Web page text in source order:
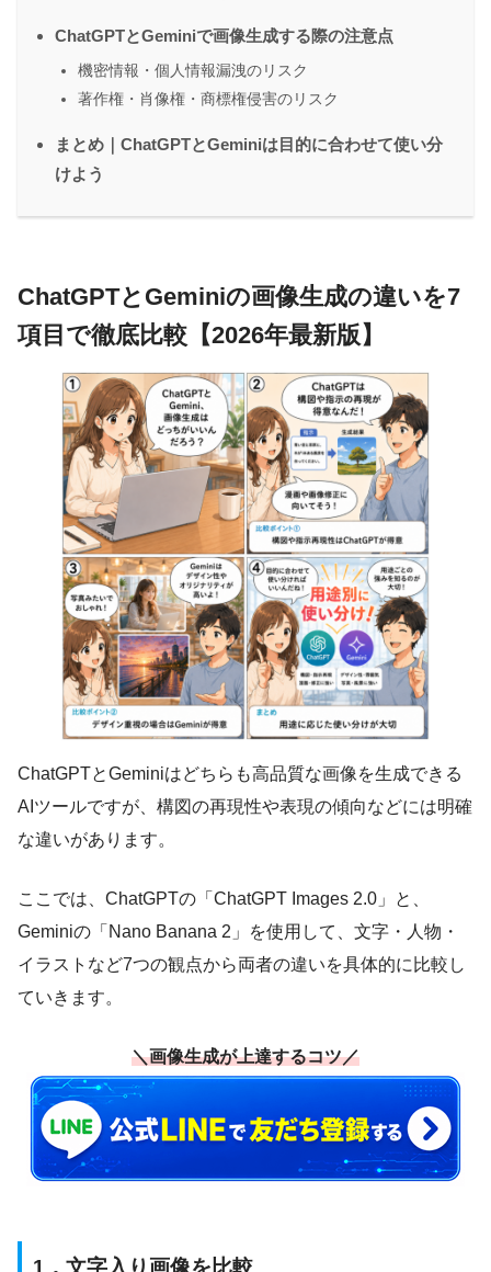
ChatGPTとGeminiで画像生成する際の注意点
機密情報・個人情報漏洩のリスク
著作権・肖像権・商標権侵害のリスク
まとめ｜ChatGPTとGeminiは目的に合わせて使い分
けよう
ChatGPTとGeminiの画像生成の違いを7
項目で徹底比較【2026年最新版】
ChatGPTとGeminiはどちらも高品質な画像を生成できる
AIツールですが、構図の再現性や表現の傾向などには明確
な違いがあります。
ここでは、ChatGPTの「ChatGPT Images 2.0」と、
Geminiの「Nano Banana 2」を使用して、文字・人物・
イラストなど7つの観点から両者の違いを具体的に比較し
ていきます。
＼画像生成が上達するコツ／
1．文字入り画像を比較